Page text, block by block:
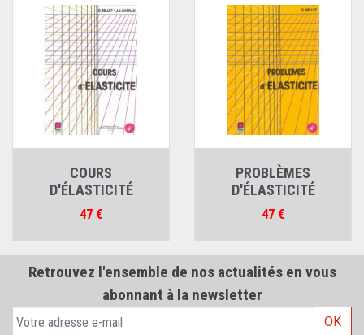
COURS
D'ÉLASTICITÉ
Prix
47 €
PROBLÈMES
D'ÉLASTICITÉ
Prix
47 €
Retrouvez l'ensemble de nos actualités en vous
abonnant à la newsletter
OK